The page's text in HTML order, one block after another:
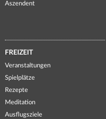
Aszendent
FREIZEIT
Veranstaltungen
Spielplätze
Rezepte
Meditation
Ausflugsziele